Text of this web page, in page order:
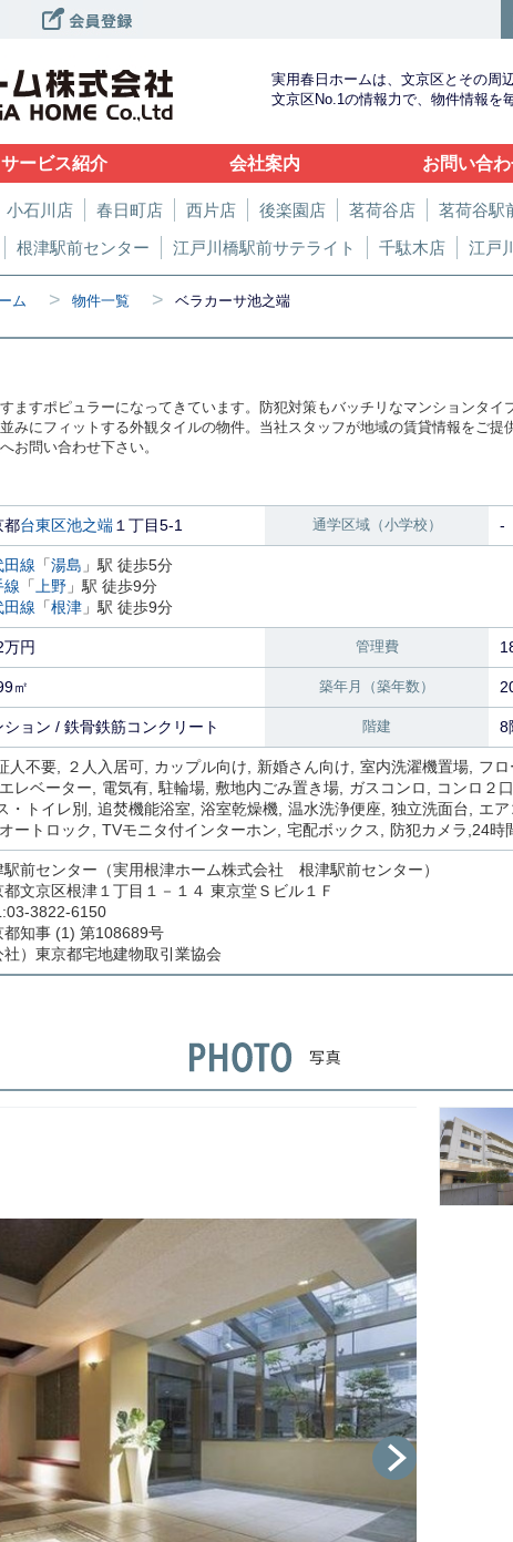
実用春日ホームは、文京区とその周
文京区No.1の情報力で、物件情報を
サービス紹介 会社案内 お問い合
小石川店 春日町店 西片店 後楽園店 茗荷谷店 茗荷谷駅
根津駅前センター 江戸川橋駅前サテライト 千駄木店 江戸
ム > 物件一覧 > ベラカーサ池之端
ますポピュラーになってきています。防犯対策もバッチリなマンションタイ
みにフィットする外観タイルの物件。当社スタッフが地域の賃貸情報をご提
お問い合わせ下さい。
都台東区池之端１丁目5-1 通学区域（小学校） -
田線 「湯島 」駅 徒歩5分
線 「 上野 」駅 徒歩9分
田線 「根津 」駅 徒歩9分
万円 管理費
㎡ 築年月（築年数）
ション / 鉄骨鉄筋コンクリート 階建 8
人不要 ２人入居可 カップル向け 新婚さん向け 室内洗濯機置場 フ
エレベーター 電気有 駐輪場 敷地内ごみ置き場 ガスコンロ コンロ２
・トイレ別
追焚機能浴室 浴室乾燥機 温水洗浄便座 独立洗面台 エア
オートロック TVモニタ付インターホン 宅配ボックス 防犯カメラ 24時
駅前センター（実用根津ホーム株式会社 根津駅前センター）
都文京区根津１丁目１－１４ 東京堂Ｓビル１Ｆ
3822-6150
都知事 (1) 第108689号
社）東京都宅地建物取引業協会